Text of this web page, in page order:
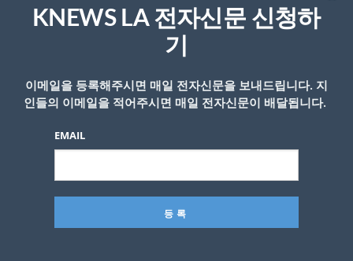
이메일 주소는 공개되지 않습니다. 필수 필드는*로 표시됩니
다
*
KNEWS LA 전자신문 신청하
기
이메일을 등록해주시면 매일 전자신문을 보내드립니다. 지
인들의 이메일을 적어주시면 매일 전자신문이 배달됩니다.
EMAIL